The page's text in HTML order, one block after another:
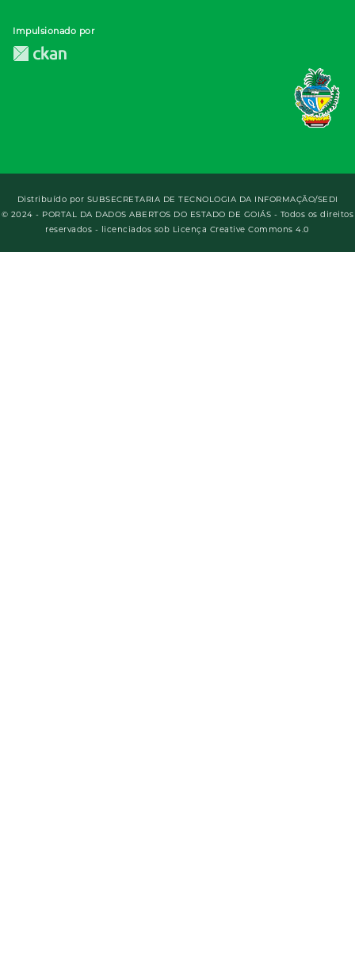
Impulsionado por
Distribuído por SUBSECRETARIA DE TECNOLOGIA DA INFORMAÇÃO/SEDI
© 2024 - PORTAL DA DADOS ABERTOS DO ESTADO DE GOIÁS - Todos os direitos
reservados - licenciados sob Licença Creative Commons 4.0